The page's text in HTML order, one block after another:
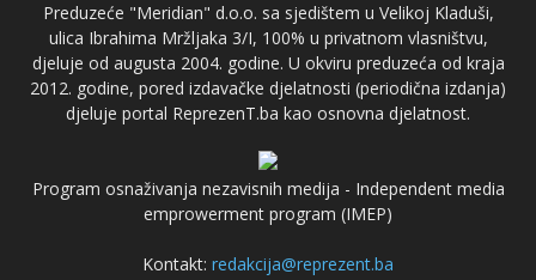
Preduzeće "Meridian" d.o.o. sa sjedištem u Velikoj Kladuši,
ulica Ibrahima Mržljaka 3/I, 100% u privatnom vlasništvu,
djeluje od augusta 2004. godine. U okviru preduzeća od kraja
2012. godine, pored izdavačke djelatnosti (periodična izdanja)
djeluje portal ReprezenT.ba kao osnovna djelatnost.
Program osnaživanja nezavisnih medija - Independent media
emprowerment program (IMEP)
Kontakt: redakcija@reprezent.ba